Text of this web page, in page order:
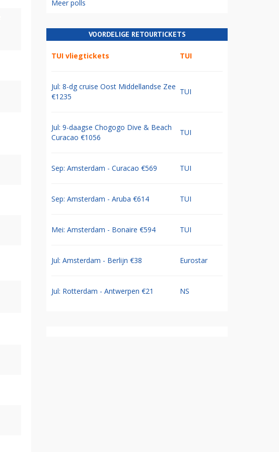
Meer polls
VOORDELIGE RETOURTICKETS
TUI vliegtickets TUI
Jul: 8-dg cruise Oost Middellandse Zee
€1235
TUI
Jul: 9-daagse Chogogo Dive & Beach
Curacao €1056
TUI
Sep: Amsterdam - Curacao €569 TUI
Sep: Amsterdam - Aruba €614 TUI
Mei: Amsterdam - Bonaire €594 TUI
Jul: Amsterdam - Berlijn €38 Eurostar
Jul: Rotterdam - Antwerpen €21 NS